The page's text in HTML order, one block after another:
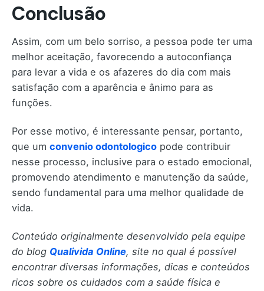
Conclusão
Assim, com um belo sorriso, a pessoa pode ter uma
melhor aceitação, favorecendo a autoconfiança
para levar a vida e os afazeres do dia com mais
satisfação com a aparência e ânimo para as
funções.
Por esse motivo, é interessante pensar, portanto,
que um convenio odontologico pode contribuir
nesse processo, inclusive para o estado emocional,
promovendo atendimento e manutenção da saúde,
sendo fundamental para uma melhor qualidade de
vida.
Conteúdo originalmente desenvolvido pela equipe
do blog Qualivida Online, site no qual é possível
encontrar diversas informações, dicas e conteúdos
ricos sobre os cuidados com a saúde física e